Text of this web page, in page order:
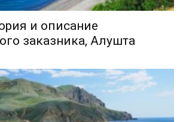
и описание
заказника, Алушта